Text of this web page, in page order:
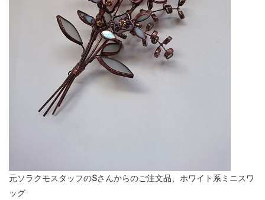
元ソラクモスタッフのSさんからのご注文品、ホワイト系ミニスワ
ッグ